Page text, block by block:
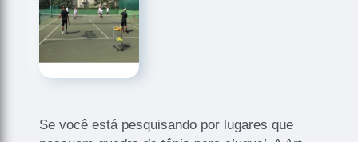
Se você está pesquisando por lugares que